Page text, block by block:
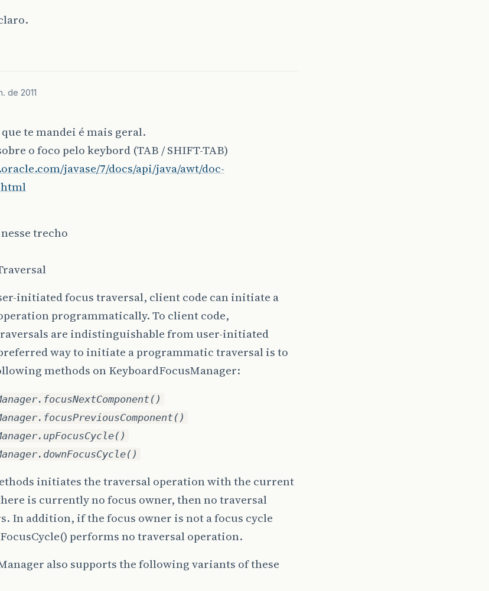
de 2011
te mandei é mais geral.
o foco pelo keybord (TAB / SHIFT-TAB)
javase/7/docs/api/java/awt/doc-
trecho
initiated focus traversal, client code can initiate a
programmatically. To client code,
are indistinguishable from user-initiated
way to initiate a programmatic traversal is to
methods on KeyboardFocusManager:
initiates the traversal operation with the current
is currently no focus owner, then no traversal
In addition, if the focus owner is not a focus cycle
performs no traversal operation.
also supports the following variants of these